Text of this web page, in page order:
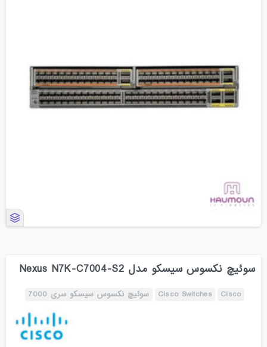
سوئیچ نکسوس سیسکو مدل Nexus N7K-C7004-S2
Cisco
Cisco Switches سوئیچ نکسوس سیسکو سری 7000